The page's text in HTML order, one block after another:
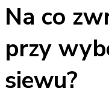
Na co
przy
siewu?